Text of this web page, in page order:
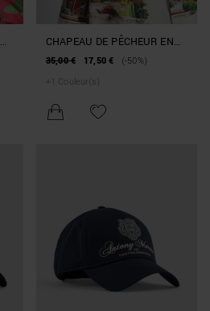
CHAPEAU DE PÊCHEUR EN
NYLON
35,00 € 17,50 €
(-50%)
+
Couleur(s)